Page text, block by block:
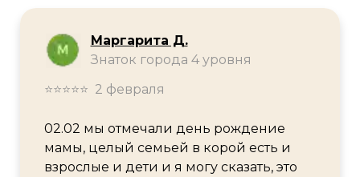
Маргарита Д.
Знаток города 4 уровня
⭐⭐⭐⭐⭐ 2 февраля
02.02 мы отмечали день рождение
мамы, целый семьей в корой есть и
взрослые и дети и я могу сказать, это